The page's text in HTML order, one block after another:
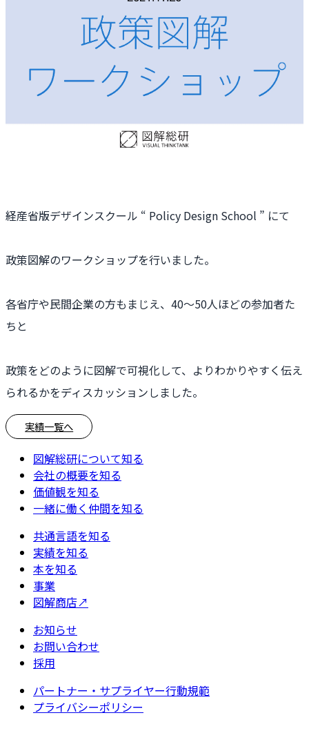
経産省版デザインスクール “ Policy Design School ” にて
政策図解のワークショップを行いました。
各省庁や民間企業の方もまじえ、40〜50人ほどの参加者た
ちと
政策をどのように図解で可視化して、よりわかりやすく伝え
られるかをディスカッションしました。
実績一覧へ
図解総研について知る
会社の概要を知る
価値観を知る
一緒に働く仲間を知る
共通言語を知る
実績を知る
本を知る
事業
図解商店↗
お知らせ
お問い合わせ
採用
パートナー・サプライヤー行動規範
プライバシーポリシー